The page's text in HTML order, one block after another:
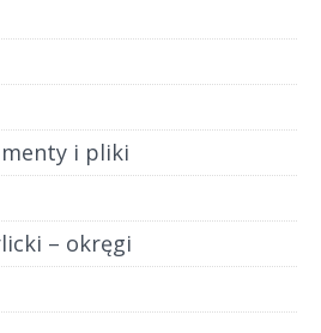
i pliki
– okręgi